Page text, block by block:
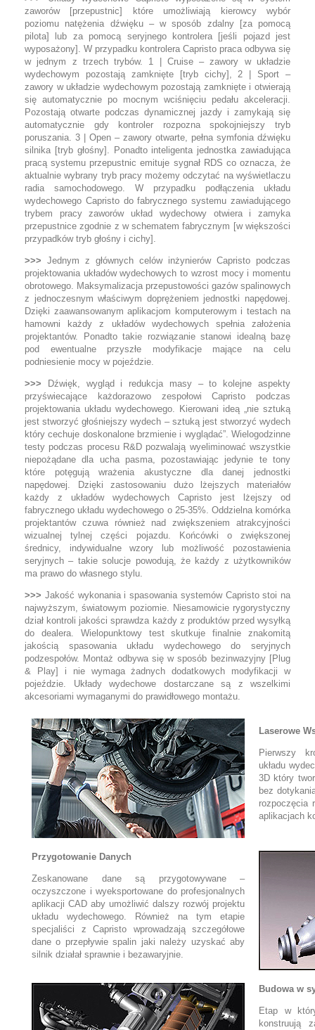
zaworów [przepustnic] które umożliwiają kierowcy wybór
poziomu natężenia dźwięku – w sposób zdalny [za pomocą
pilota] lub za pomocą seryjnego kontrolera [jeśli pojazd jest
wyposażony]. W przypadku kontrolera Capristo praca odbywa się
w jednym z trzech trybów. 1 | Cruise – zawory w układzie
wydechowym pozostają zamknięte [tryb cichy], 2 | Sport –
zawory w układzie wydechowym pozostają zamknięte i otwierają
się automatycznie po mocnym wciśnięciu pedału akceleracji.
Pozostają otwarte podczas dynamicznej jazdy i zamykają się
automatycznie gdy kontroler rozpozna spokojniejszy tryb
poruszania. 3 | Open – zawory otwarte, pełna symfonia dźwięku
silnika [tryb głośny]. Ponadto inteligenta jednostka zawiadująca
pracą systemu przepustnic emituje sygnał RDS co oznacza, że
aktualnie wybrany tryb pracy możemy odczytać na wyświetlaczu
radia samochodowego. W przypadku podłączenia układu
wydechowego Capristo do fabrycznego systemu zawiadującego
trybem pracy zaworów układ wydechowy otwiera i zamyka
przepustnice zgodnie z w schematem fabrycznym [w większości
przypadków tryb głośny i cichy].
>>> Jednym z głównych celów inżynierów Capristo podczas
projektowania układów wydechowych to wzrost mocy i momentu
obrotowego. Maksymalizacja przepustowości gazów spalinowych
z jednoczesnym właściwym doprężeniem jednostki napędowej.
Dzięki zaawansowanym aplikacjom komputerowym i testach na
hamowni każdy z układów wydechowych spełnia założenia
projektantów. Ponadto takie rozwiązanie stanowi idealną bazę
pod ewentualne przyszłe modyfikacje mające na celu
podniesienie mocy w pojeździe.
>>> Dźwięk, wygląd i redukcja masy – to kolejne aspekty
przyświecające każdorazowo zespołowi Capristo podczas
projektowania układu wydechowego. Kierowani ideą „nie sztuką
jest stworzyć głośniejszy wydech – sztuką jest stworzyć wydech
który cechuje doskonalone brzmienie i wyglądać”. Wielogodzinne
testy podczas procesu R&D pozwalają wyeliminować wszystkie
niepożądane dla ucha pasma, pozostawiając jedynie te tony
które potęgują wrażenia akustyczne dla danej jednostki
napędowej. Dzięki zastosowaniu dużo lżejszych materiałów
każdy z układów wydechowych Capristo jest lżejszy od
fabrycznego układu wydechowego o 25-35%. Oddzielna komórka
projektantów czuwa również nad zwiększeniem atrakcyjności
wizualnej tylnej części pojazdu. Końcówki o zwiększonej
średnicy, indywidualne wzory lub możliwość pozostawienia
seryjnych – takie solucje powodują, że każdy z użytkowników
ma prawo do własnego stylu.
>>> Jakość wykonania i spasowania systemów Capristo stoi na
najwyższym, światowym poziomie. Niesamowicie rygorystyczny
dział kontroli jakości sprawdza każdy z produktów przed wysyłką
do dealera. Wielopunktowy test skutkuje finalnie znakomitą
jakością spasowania układu wydechowego do seryjnych
podzespołów. Montaż odbywa się w sposób bezinwazyjny [Plug
& Play] i nie wymaga żadnych dodatkowych modyfikacji w
pojeździe. Układy wydechowe dostarczane są z wszelkimi
akcesoriami wymaganymi do prawidłowego montażu.
Laserowe
Pierwszy
układu
3D który
bez
rozpoczęcia
aplikacjach
Przygotowanie Danych
Zeskanowane dane są przygotowywane –
oczyszczone i wyeksportowane do profesjonalnych
aplikacji CAD aby umożliwić dalszy rozwój projektu
układu wydechowego. Również na tym etapie
specjaliści z Capristo wprowadzają szczegółowe
dane o przepływie spalin jaki należy uzyskać aby
silnik działał sprawnie i bezawaryjnie.
Budowa w
Etap w
konstruują